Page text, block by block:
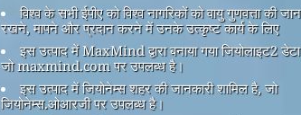
विश्व के सभी ईपीए को विश्व नागरिकों को वायु गुणवत्ता की
रखने, मापने और प्रदान करने में उनके उत्कृष्ट कार्य के लिए
इस उत्पाद में MaxMind द्वारा बनाया गया जियोलाइट2
जो maxmind.com पर उपलब्ध है।
इस उत्पाद में जियोनेम्स शहर की जानकारी शामिल है, जो
जियोनेम्स.ओआरजी पर उपलब्ध है।